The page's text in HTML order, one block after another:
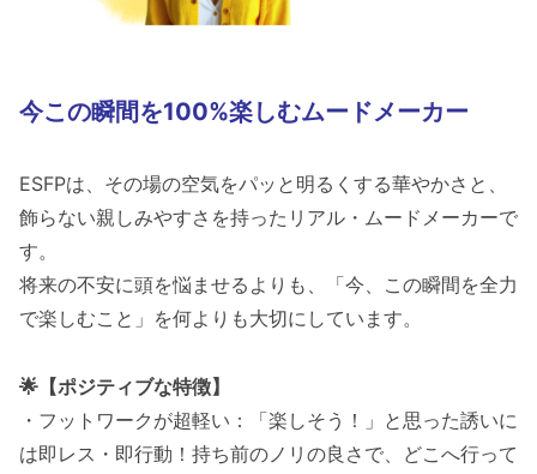
今この瞬間を100%楽しむムードメーカー
ESFPは、その場の空気をパッと明るくする華やかさと、
飾らない親しみやすさを持ったリアル・ムードメーカーで
す。
将来の不安に頭を悩ませるよりも、「今、この瞬間を全力
で楽しむこと」を何よりも大切にしています。
🌟【ポジティブな特徴】
・フットワークが超軽い：「楽しそう！」と思った誘いに
は即レス・即行動！持ち前のノリの良さで、どこへ行って